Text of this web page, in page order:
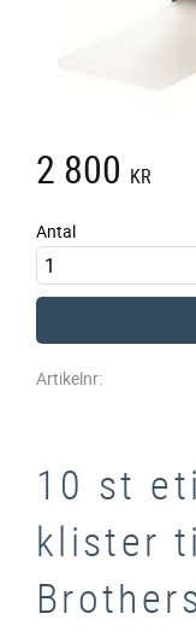
2 800 KR
Antal
Artikelnr
10 st
klister